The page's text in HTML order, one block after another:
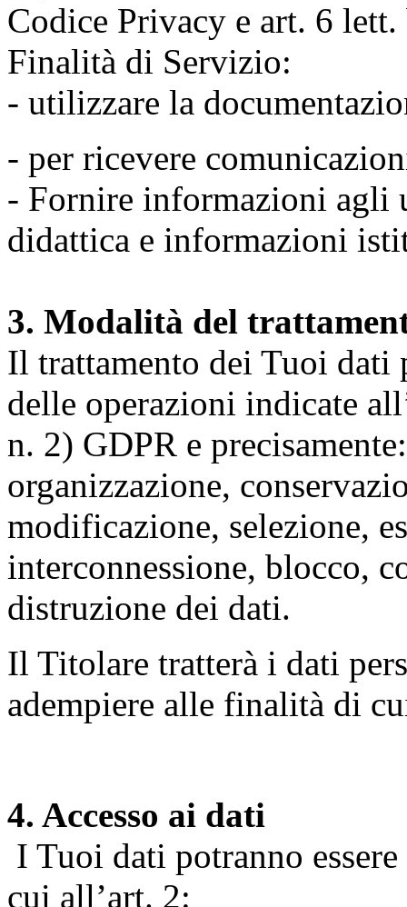
Codice Privacy e art. 6
Finalità di Servizio:
- utilizzare la
- per ricevere
- Fornire informazioni agli
didattica e informazioni
3. Modalità del
Il trattamento dei Tuoi dati
delle operazioni indicate
n. 2) GDPR e
organizzazione,
modificazione, selezione,
interconnessione, blocco,
distruzione dei dati.
Il Titolare tratterà i dati
adempiere alle finalità di
4. Accesso ai dati
I Tuoi dati potranno
cui all’art. 2: